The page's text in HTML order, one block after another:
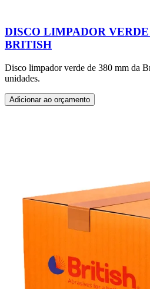
DISCO LIMPADOR
BRITISH
Disco limpador verde de 380 mm da
unidades.
Adicionar ao orçamento